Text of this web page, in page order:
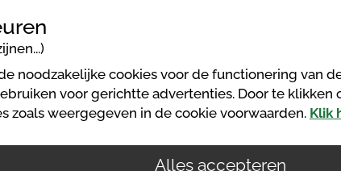
les Pruniers
noodzakelijke cookies voor de functionering van
voor gerichtte advertenties. Door te
zoals weergegeven in de cookie voorwaarden. Klik
Alles accepteren